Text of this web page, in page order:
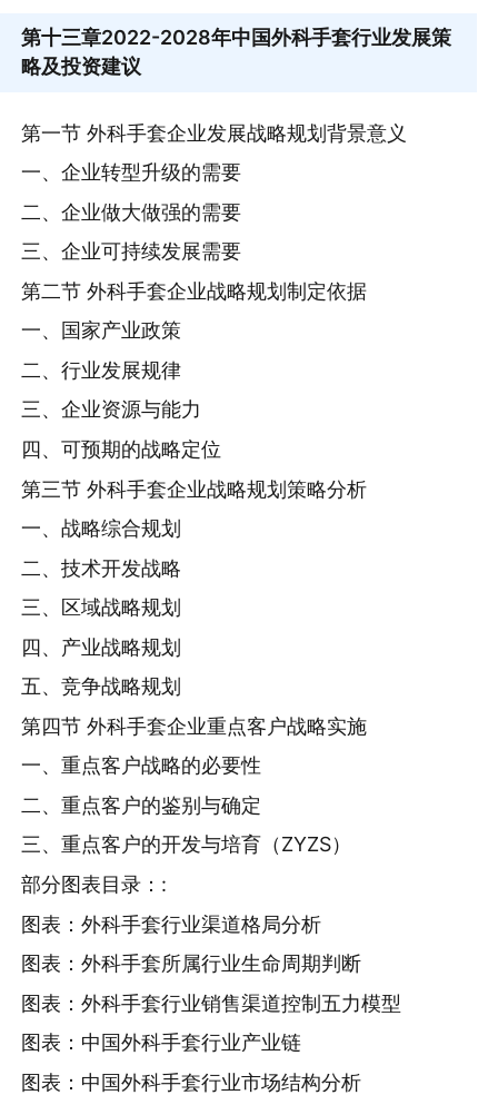
第十三章2022-2028年中国外科手套行业发展策
略及投资建议
第一节 外科手套企业发展战略规划背景意义
一、企业转型升级的需要
二、企业做大做强的需要
三、企业可持续发展需要
第二节 外科手套企业战略规划制定依据
一、国家产业政策
二、行业发展规律
三、企业资源与能力
四、可预期的战略定位
第三节 外科手套企业战略规划策略分析
一、战略综合规划
二、技术开发战略
三、区域战略规划
四、产业战略规划
五、竞争战略规划
第四节 外科手套企业重点客户战略实施
一、重点客户战略的必要性
二、重点客户的鉴别与确定
三、重点客户的开发与培育（ZYZS）
部分图表目录：:
图表：外科手套行业渠道格局分析
图表：外科手套所属行业生命周期判断
图表：外科手套行业销售渠道控制五力模型
图表：中国外科手套行业产业链
图表：中国外科手套行业市场结构分析